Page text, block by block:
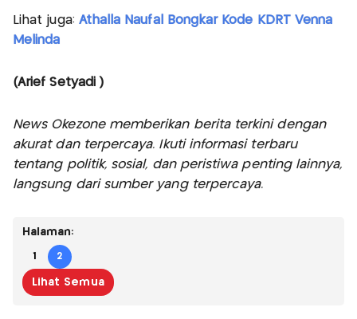
Lihat juga: Athalla Naufal Bongkar Kode KDRT Venna
Melinda
(Arief Setyadi )
News Okezone memberikan berita terkini dengan
akurat dan terpercaya. Ikuti informasi terbaru
tentang politik, sosial, dan peristiwa penting lainnya,
langsung dari sumber yang terpercaya.
Halaman:
1 2
Lihat Semua